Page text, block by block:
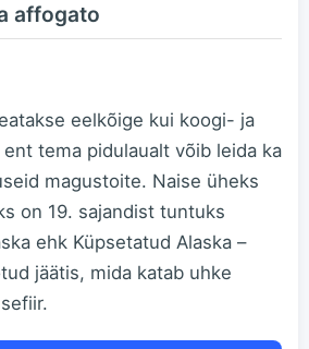
affogato
eelkõige kui koogi- ja
tema pidulaualt võib leida ka
magustoite. Naise üheks
on 19. sajandist tuntuks
ehk Küpsetatud Alaska –
jäätis, mida katab uhke